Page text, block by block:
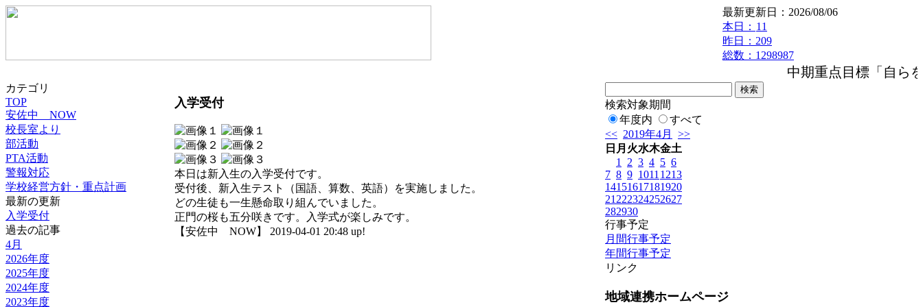
最新更新日：2026/08/06
本日： 11
昨日：209
総数：1298987
中期重点目標「自ら
カテゴリ
TOP
安佐中 NOW
校長室より
部活動
PTA活動
警報対応
学校経営方針・重点計画
最新の更新
入学受付
過去の記事
4月
2026年度
2025年度
2024年度
2023年度
入学受付
本日は新入生の入学受付です。
受付後、新入生テスト（国語、算数、英語）を実施しました。
どの生徒も一生懸命取り組んでいました。
正門の桜も五分咲きです。入学式が楽しみです。
【安佐中 NOW】 2019-04-01 20:48 up!
検索対象期間
年度内
すべて
<< 2019年4月
>>
日 月 火水木金土
1
2 3 4 5 6
7 8 9 1011 1213
14151617181920
21 222324252627
282930
行事予定
月間行事予定
年間行事予定
リンク
地域連携ホームページ